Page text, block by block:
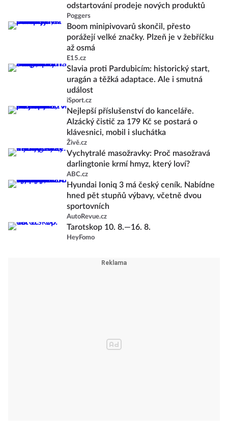
odstartování prodeje nových produktů
Poggers
Boom minipivovarů skončil, přesto
porážejí velké značky. Plzeň je v žebříčku
až osmá
E15.cz
Slavia proti Pardubicím: historický start,
uragán a těžká adaptace. Ale i smutná
událost
iSport.cz
Nejlepší příslušenství do kanceláře.
Alzácký čistič za 179 Kč se postará o
klávesnici, mobil i sluchátka
Živě.cz
Vychytralé masožravky: Proč masožravá
darlingtonie krmí hmyz, který loví?
ABC.cz
Hyundai Ioniq 3 má český ceník. Nabídne
hned pět stupňů výbavy, včetně dvou
sportovních
AutoRevue.cz
Tarotskop 10. 8.—16. 8.
HeyFomo